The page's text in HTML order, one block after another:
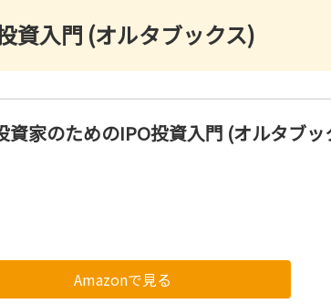
資入門 (オルタブックス)
資家のためのIPO投資入門 (オルタブッ
Amazonで見る